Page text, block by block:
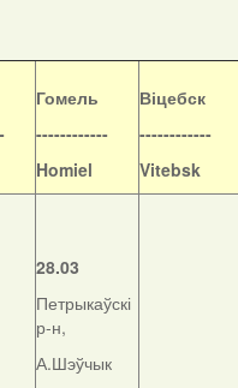
Гомель
------------
Homiel
Віцебск
------------
Vitebsk
28.03
Петрыкаўскі
р-н,
А.Шэўчык